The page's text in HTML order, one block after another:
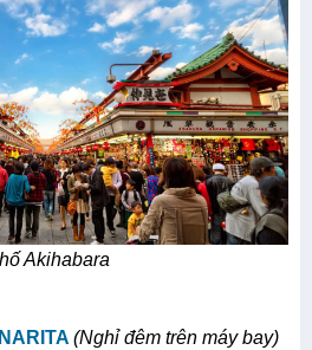
Akihabara
NARITA (Nghỉ đêm trên máy bay)